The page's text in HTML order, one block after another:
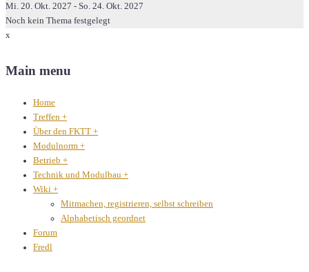
Mi. 20. Okt. 2027 - So. 24. Okt. 2027
Noch kein Thema festgelegt
x
Main menu
Home
Treffen +
Über den FKTT +
Modulnorm +
Betrieb +
Technik und Modulbau +
Wiki +
Mitmachen, registrieren, selbst schreiben
Alphabetisch geordnet
Forum
Fredl